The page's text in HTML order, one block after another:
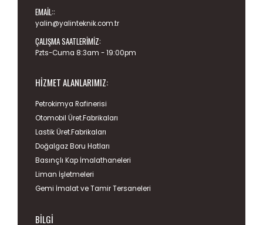
EMAIL::
yalin@yalinteknik.com.tr
ÇALIŞMA SAATLERIMIZ:
Pzts-Cuma 8:3am - 19:00pm
HIZMET ALANLARIMIZ:
Petrokimya Rafinerisi
Otomobil Üret.Fabrikaları
Lastik Üret.Fabrikaları
Doğalgaz Boru Hatları
Basınçlı Kap İmalathaneleri
Liman İşletmeleri
Gemi İmalat ve Tamir Tersaneleri
BILGI